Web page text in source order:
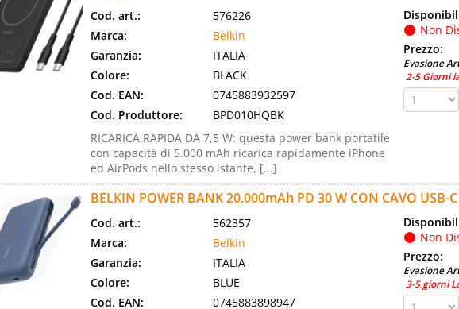
Cod. art.:
576226
Marca:
Belkin
Garanzia:
ITALIA
Colore:
BLACK
Cod. EAN:
0745883932597
Cod. Produttore:
BPD010HQBK
RICARICA RAPIDA DA 7,5 W: questa power bank portatile
con capacità di 5.000 mAh ricarica rapidamente iPhone
ed AirPods nello stesso istante, [...]
Non
Prezzo:
Evasione
2-5 Giorni
BELKIN POWER BANK 20.000mAh PD 30 W CON CAVO USB-
Cod. art.:
562357
Marca:
Belkin
Garanzia:
ITALIA
Colore:
BLUE
Cod. EAN:
0745883898947
Non
Prezzo:
Evasione
3-5 giorni